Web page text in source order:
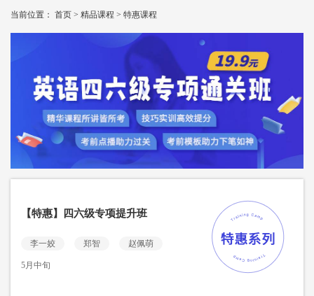
当前位置： 首页 > 精品课程 > 特惠课程
【特惠】四六级专项提升班
李一姣 郑智 赵佩萌
5月中旬